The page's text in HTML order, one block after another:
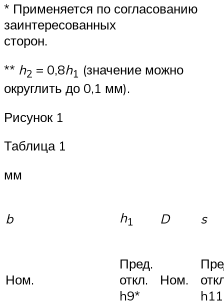
* Применяется по согласованию
заинтересованных
сторон.
** h2 = 0,8h1 (значение можно
округлить до 0,1 мм).
Рисунок 1
Таблица 1
мм
b h1 D s
Ном.
Пред.
откл.
h9*
Ном.
h11